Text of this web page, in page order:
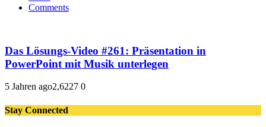
Comments
Das Lösungs-Video #261: Präsentation in
PowerPoint mit Musik unterlegen
5 Jahren ago2,6227 0
Stay Connected